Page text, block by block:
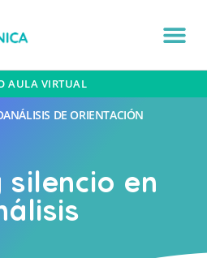
AULA VIRTUAL
DE ORIENTACIÓN
silencio en